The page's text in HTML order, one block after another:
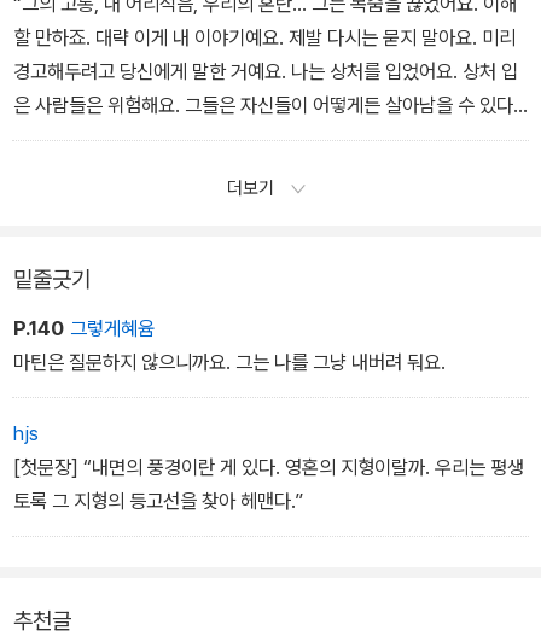
우리가 다시는 만나지 못한다 해도, 나는 피부밑에서 드러나기 시작
한 해골을 응시하는 데 내 삶을 다 써버렸을 것이다. 그것은 마치 늑대
인간의 얼굴을 찢으며 한 남자의 해골이 드러난 것과 같았다. 그는 인
간의 모습으로 빛나며, 한밤의 삶을 가로질러 그의 첫 번째 날을 향해
할 만하죠. 대략 이게 내 이야기예요. 제발 다시는 묻지 말아요. 미리
경고해두려고 당신에게 말한 거예요. 나는 상처를 입었어요. 상처 입
은 사람들은 위험해요. 그들은 자신들이 어떻게든 살아남을 수 있다
는 걸 알거든요.”
고 이 사연이 내가 촉각을 곤두세우고 지키는 보물단지는 아니에요.
“그 일이 당신을 위험한 사람으로 만드나?”
“상처 입은 사람들은 누구나 위험해요. 살아남기 위해 그들은 위험한
“어째서 위험하지?”
“그들은 동정심이 없으니까. 자신들이 그랬던 것처럼, 타인들 역시 살
아남을 수 있다는 걸 그들은 알거든요.”
더보기
밑줄긋기
P.140 그렇게혜윰
마틴은 질문하지 않으니까요. 그는 나를 그냥 내버려 둬요.
hjs
[첫문장] “내면의 풍경이란 게 있다. 영혼의 지형이랄까. 우리는 평생
토록 그 지형의 등고선을 찾아 헤맨다.”
추천글